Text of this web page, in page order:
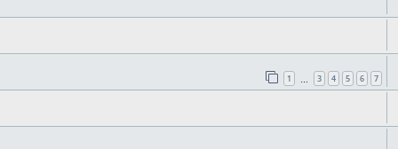
1 3 4 5 6 7